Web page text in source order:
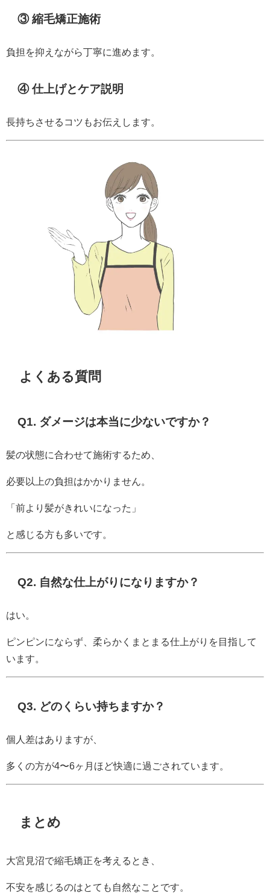
③ 縮毛矯正施術
負担を抑えながら丁寧に進めます。
④ 仕上げとケア説明
長持ちさせるコツもお伝えします。
よくある質問
Q1. ダメージは本当に少ないですか？
髪の状態に合わせて施術するため、
必要以上の負担はかかりません。
「前より髪がきれいになった」
と感じる方も多いです。
Q2. 自然な仕上がりになりますか？
はい。
ピンピンにならず、柔らかくまとまる仕上がりを目指して
います。
Q3. どのくらい持ちますか？
個人差はありますが、
多くの方が4〜6ヶ月ほど快適に過ごされています。
まとめ
大宮見沼で縮毛矯正を考えるとき、
不安を感じるのはとても自然なことです。